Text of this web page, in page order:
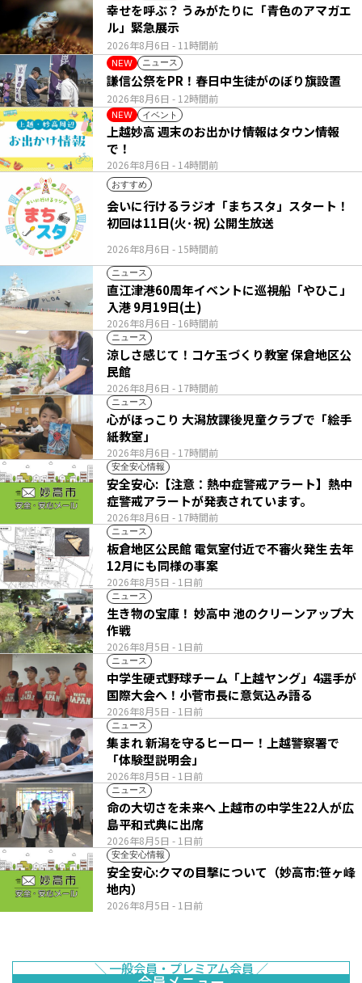
2026年8月6日 - 11時間前
幸せを呼ぶ？ うみがたりに「青色のアマガエ
ル」緊急展示
NEW ニュース
2026年8月6日 - 12時間前
謙信公祭をPR！春日中生徒がのぼり旗設置
NEW イベント
2026年8月6日 - 14時間前
上越妙高 週末のお出かけ情報はタウン情報
で！
おすすめ
2026年8月6日 - 15時間前
会いに行けるラジオ「まちスタ」スタート！
初回は11日(火･祝) 公開生放送
ニュース
2026年8月6日 - 16時間前
直江津港60周年イベントに巡視船「やひこ」
入港 9月19日(土)
ニュース
2026年8月6日 - 17時間前
涼しさ感じて！コケ玉づくり教室 保倉地区公
民館
ニュース
2026年8月6日 - 17時間前
心がほっこり 大潟放課後児童クラブで「絵手
紙教室」
安全安心情報
2026年8月6日 - 17時間前
安全安心:【注意：熱中症警戒アラート】熱中
症警戒アラートが発表されています。
ニュース
2026年8月5日 - 1日前
板倉地区公民館 電気室付近で不審火発生 去年
12月にも同様の事案
ニュース
2026年8月5日 - 1日前
生き物の宝庫！ 妙高中 池のクリーンアップ大
作戦
ニュース
2026年8月5日 - 1日前
中学生硬式野球チーム「上越ヤング」4選手が
国際大会へ！小菅市長に意気込み語る
ニュース
2026年8月5日 - 1日前
集まれ 新潟を守るヒーロー！上越警察署で
「体験型説明会」
ニュース
2026年8月5日 - 1日前
命の大切さを未来へ 上越市の中学生22人が広
島平和式典に出席
安全安心情報
2026年8月5日 - 1日前
安全安心:クマの目撃について（妙高市:笹ヶ峰
地内）